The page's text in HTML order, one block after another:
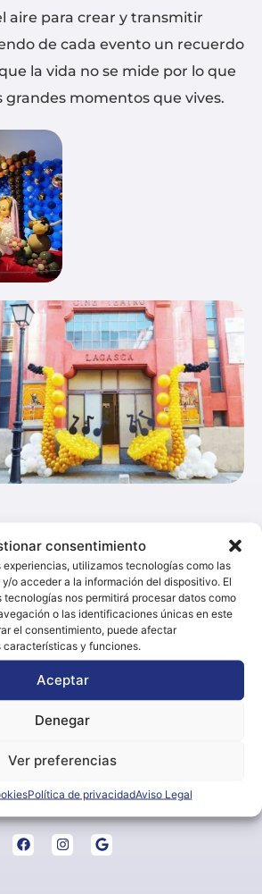
consentimiento
experiencias, utilizamos tecnologías como las
o acceder a la información del dispositivo. El
nos permitirá procesar datos como
o las identificaciones únicas en este
el consentimiento, puede afectar
y funciones.
Aceptar
Denegar
Ver preferencias
Política de privacidadAviso Legal
aire para crear y transmitir
de cada evento un recuerdo
la vida no se mide por lo que
grandes momentos que vives.
Contacto
Dirección
65 / 10613 Navaconcejo
Teléfono
Email